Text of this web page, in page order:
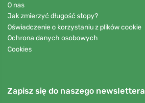
O nas
Jak zmierzyć długość stopy?
Oświadczenie o korzystaniu z plików cookie
Ochrona danych osobowych
Cookies
Zapisz się do naszego newslettera